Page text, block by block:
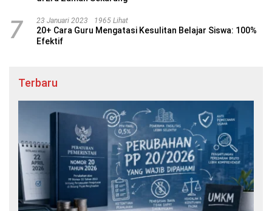
7 23 Januari 2023 1965 Lihat
20+ Cara Guru Mengatasi Kesulitan Belajar Siswa: 100%
Efektif
Terbaru